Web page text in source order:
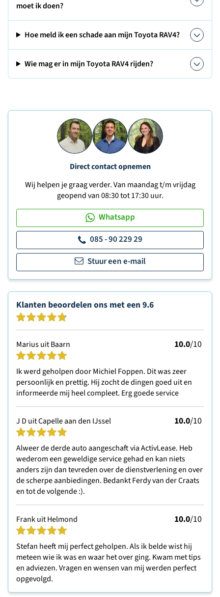
moet ik doen?
Hoe meld ik een schade aan mijn Toyota RAV4?
Wie mag er in mijn Toyota RAV4 rijden?
Direct contact opnemen
Wij helpen je graag verder. Van maandag t/m vrijdag
geopend van 08:30 tot 17:30 uur.
Whatsapp
085 - 90 229 29
Stuur een e-mail
Klanten beoordelen ons met een 9.6
Marius uit Baarn 10.0/10
Ik werd geholpen door Michiel Foppen. Dit was zeer
persoonlijk en prettig. Hij zocht de dingen goed uit en
informeerde mij heel compleet. Erg goede service
J D uit Capelle aan den IJssel 10.0/10
Alweer de derde auto aangeschaft via ActivLease. Heb
wederom een geweldige service gehad en kan niets
anders zijn dan tevreden over de dienstverlening en over
de scherpe aanbiedingen. Bedankt Ferdy van der Craats
en tot de volgende :).
Frank uit Helmond 10.0/10
Stefan heeft mij perfect geholpen. Als ik belde wist hij
meteen wie ik was en waar het over ging. Kwam met tips
en adviezen. Vragen en wensen van mij werden perfect
opgevolgd.